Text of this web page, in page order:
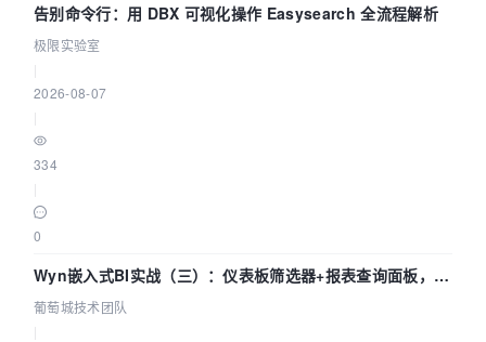
告别命令行：用 DBX 可视化操作 Easysearch 全流程解析
极限实验室
2026-08-07
334
0
Wyn嵌入式BI实战（三）：仪表板筛选器+报表查询面板，参
数联动全闭环
葡萄城技术团队